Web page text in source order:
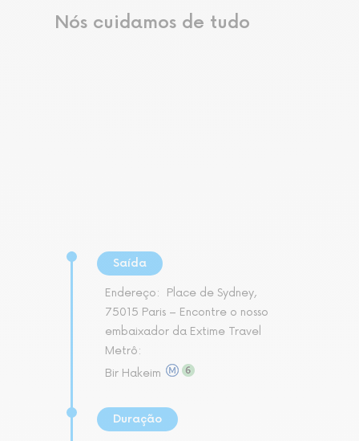
Nós cuidamos de tudo
Saída
Endereço:
Place de Sydney,
75015 Paris – Encontre o nosso
embaixador da Extime Travel
Metrô:
Bir Hakeim
Duração